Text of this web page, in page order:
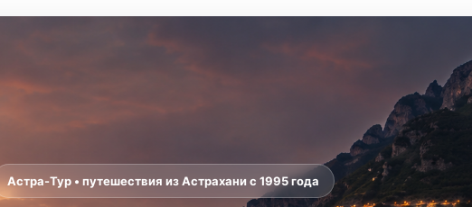
Астра-Тур • путешествия из Астрахани с 1995 года